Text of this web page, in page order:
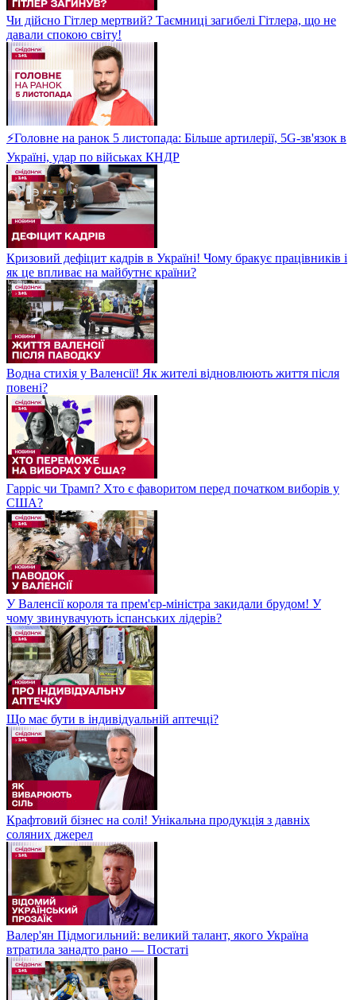
Чи дійсно Гітлер мертвий? Таємниці загибелі Гітлера, що не
давали спокою світу!
⚡Головне на ранок 5 листопада: Більше артилерії, 5G-зв'язок в
Україні, удар по військах КНДР
Кризовий дефіцит кадрів в Україні! Чому бракує працівників і
як це впливає на майбутнє країни?
Водна стихія у Валенсії! Як жителі відновлюють життя після
повені?
Гарріс чи Трамп? Хто є фаворитом перед початком виборів у
США?
У Валенсії короля та прем'єр-міністра закидали брудом! У
чому звинувачують іспанських лідерів?
Що має бути в індивідуальній аптечці?
Крафтовий бізнес на солі! Унікальна продукція з давніх
соляних джерел
Валер'ян Підмогильний: великий талант, якого Україна
втратила занадто рано — Постаті